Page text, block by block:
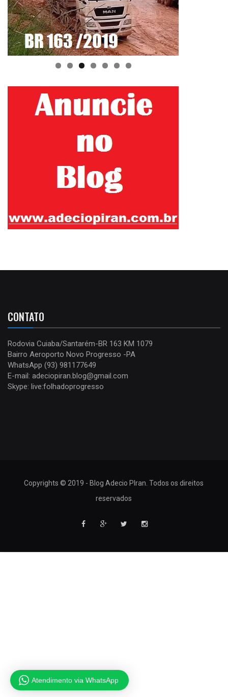
CONTATO
Rodovia Cuiaba/Santarém-BR 163 KM 1079
Bairro Aeroporto Novo Progresso -PA
WhatsApp (93) 981177649
E-mail: adeciopiran.blog@gmail.com
Skype: live:folhadoprogresso
Copyrights © 2019 - Blog Adecio PIran. Todos os direitos
reservados
Atendimento via WhatsApp